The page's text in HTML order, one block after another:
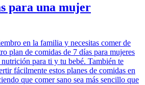
para una mujer
en la familia y necesitas comer de
plan de comidas de 7 días para mujeres
para ti y tu bebé. También te
fácilmente estos planes de comidas en
que comer sano sea más sencillo que